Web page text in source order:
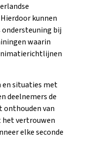
kunnen
bij
waarin
en situaties met
deelnemers de
onthouden van
het vertrouwen
elke seconde